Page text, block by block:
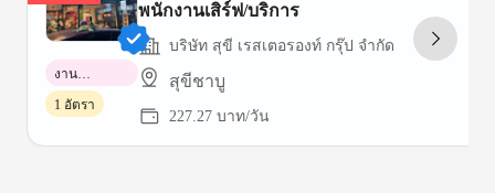
พนักงานเสิร์ฟ/บริการ
บริษัท สุขี เรสเตอรองท์ กรุ๊ป จำกัด
สุขีชาบู
227.27 บาท/วัน
งาน
พาร์ทไทม์
1 อัตรา